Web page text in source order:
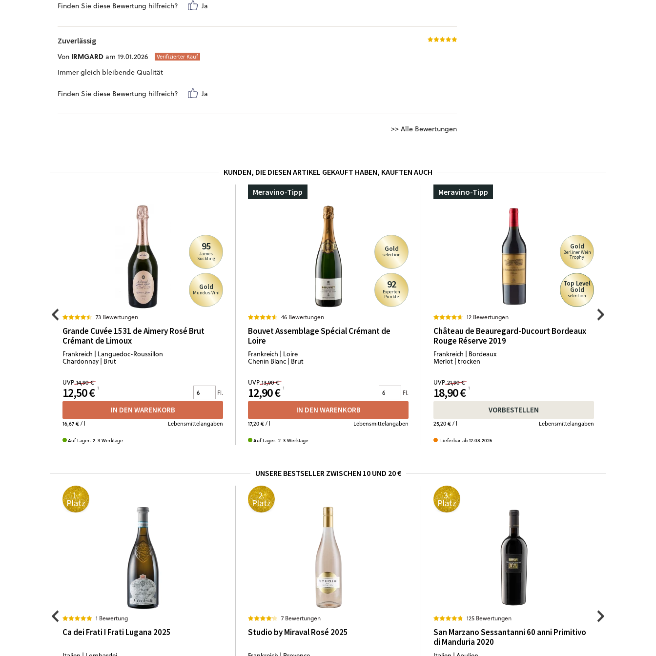
Finden Sie diese Bewertung hilfreich? Ja
Zuverlässig
Von IRMGARD am 19.01.2026 Verifizierter Kauf
Immer gleich bleibende Qualität
Finden Sie diese Bewertung hilfreich? Ja
>> Alle Bewertungen
KUNDEN, DIE DIESEN ARTIKEL GEKAUFT HABEN, KAUFTEN AUCH
95
James
Suckling
Gold
Mundus Vini
73 Bewertungen
Grande Cuvée 1531 de Aimery Rosé Brut
Crémant de Limoux
Frankreich | Languedoc-Roussillon
Chardonnay | Brut
UVP 14,90 €
12,50 € Fl.
IN DEN WARENKORB
16,67 €/ l Lebensmittelangaben
Auf Lager. 2-3 Werktage
Meravino-Tipp
Gold
selection
92
Experten
Punkte
46 Bewertungen
Bouvet Assemblage Spécial Crémant de
Loire
Frankreich | Loire
Chenin Blanc | Brut
UVP 13,90 €
12,90 € Fl.
IN DEN WARENKORB
17,20 €/ l Lebensmittelangaben
Auf Lager. 2-3 Werktage
Meravino-Tipp
Gold
Berliner Wein
Trophy
Top Level
Gold
selection
12 Bewertungen
Château de Beauregard-Ducourt Bordeaux
Rouge Réserve 2019
Frankreich | Bordeaux
Merlot | trocken
UVP 21,90 €
18,90 €
VORBESTELLEN
25,20 €/ l Lebensmittelangaben
Lieferbar ab 12.08.2026
UNSERE BESTSELLER ZWISCHEN 10 UND 20 €
1.
Platz
1 Bewertung
Ca dei Frati I Frati Lugana 2025
2.
Platz
7 Bewertungen
Studio by Miraval Rosé 2025
3.
Platz
125 Bewertungen
San Marzano Sessantanni 60 anni Primitivo
di Manduria 2020